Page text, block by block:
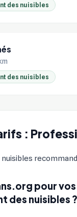
:
pour
des nuisibles ?
des nuisibles
des nuisibles